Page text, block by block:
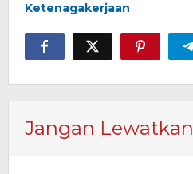
Ketenagakerjaan
Jangan Lewatkan